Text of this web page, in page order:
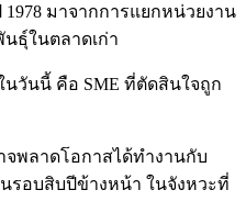
มาจากการแยกหน่วยงาน
นธุ์ในตลาดเก่า
ในวันนี้ คือ SME ที่ตัดสินใจถูก
จพลาดโอกาสได้ทำงานกับ
รอบสิบปีข้างหน้า ในจังหวะที่